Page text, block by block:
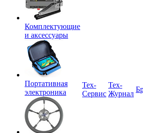
Комплектующие
и аксессуары
Портативная
электроника
Tex-
Сервис
Тех-
Журнал